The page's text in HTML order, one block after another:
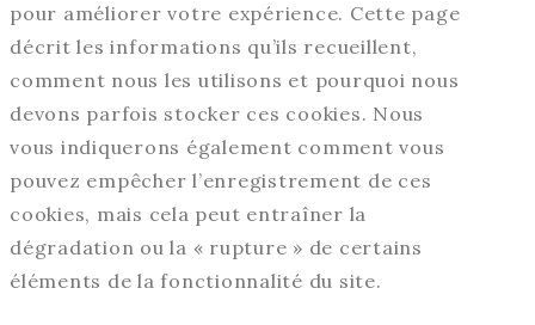
pour améliorer votre expérience. Cette page
décrit les informations qu’ils recueillent,
comment nous les utilisons et pourquoi nous
devons parfois stocker ces cookies. Nous
vous indiquerons également comment vous
pouvez empêcher l’enregistrement de ces
cookies, mais cela peut entraîner la
dégradation ou la « rupture » de certains
éléments de la fonctionnalité du site.